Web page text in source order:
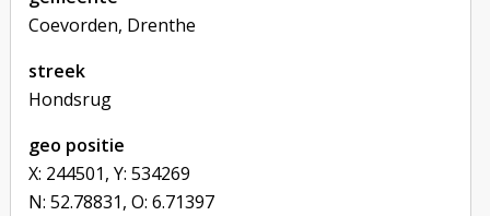
Coevorden, Drenthe
streek
Hondsrug
geo positie
X: 244501, Y: 534269
N: 52.78831, O: 6.71397